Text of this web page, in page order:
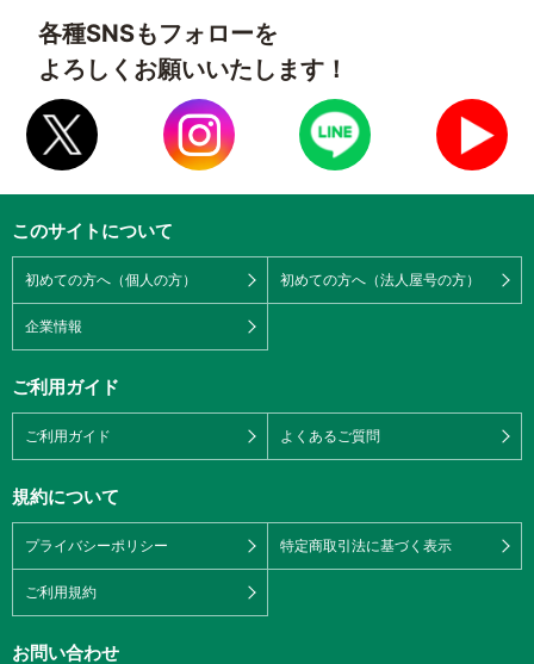
各種SNSもフォローを
よろしくお願いいたします！
このサイトについて
初めての方へ（個人の方） 初めての方へ（法人屋号の方）
企業情報
ご利用ガイド
ご利用ガイド よくあるご質問
規約について
プライバシーポリシー 特定商取引法に基づく表示
ご利用規約
お問い合わせ